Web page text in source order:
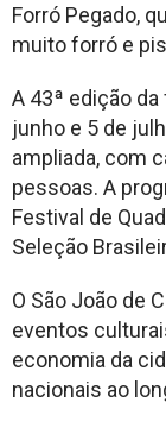
Forró Pegado,
muito forró e
A 43ª edição
junho e 5 de
ampliada, com
pessoas. A
Festival de
Seleção
O São João de
eventos
economia da
nacionais ao